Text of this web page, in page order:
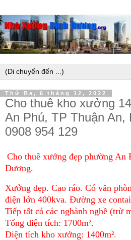
Thứ Ba, 6 tháng 12, 2022
Cho thuê kho xưởng
An Phú, TP Thuận
0908 954 129
Cho thuê xưởng đẹp phường An
Dương.
Xưởng đẹp. Cao ráo. Có văn
điện lớn 400kva. Đường xe
Tiếp tất cả các nghành nghề (trừ
Tổng diện tích: 1700m².
Diện tích kho xưởng: 1400m².